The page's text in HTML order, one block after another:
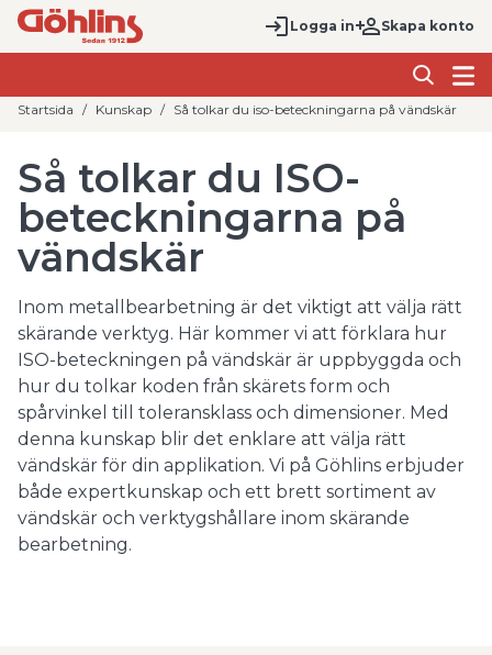
Logga in Skapa konto
Startsida Kunskap Så tolkar du iso-beteckningarna på vändskär
Så tolkar du ISO-
beteckningarna på
vändskär
Inom metallbearbetning är det viktigt att välja rätt
skärande verktyg. Här kommer vi att förklara hur
ISO-beteckningen på vändskär är uppbyggda och
hur du tolkar koden från skärets form och
spårvinkel till toleransklass och dimensioner. Med
denna kunskap blir det enklare att välja rätt
vändskär för din applikation. Vi på Göhlins erbjuder
både expertkunskap och ett brett sortiment av
vändskär och verktygshållare inom skärande
bearbetning.